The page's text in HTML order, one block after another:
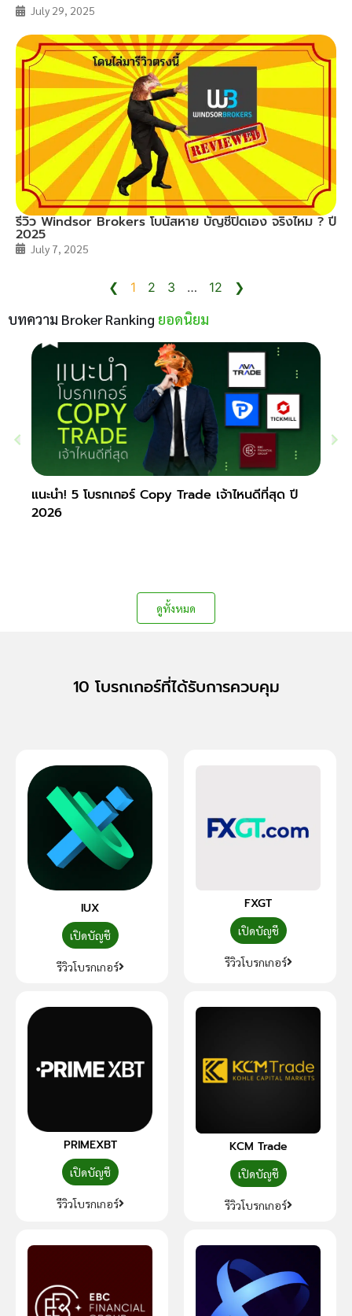
July 29, 2025
รีวิว Windsor Brokers โบนัสหาย บัญชีปิดเอง จริงไหม ? ปี
2025
July 7, 2025
❮ 1 2 3 … 12 ❯
บทความ Broker Ranking ยอดนิยม
แนะนำ! 5 โบรกเกอร์ Copy Trade เจ้าไหนดีที่สุด ปี
2026
ดูทั้งหมด
10 โบรกเกอร์ที่ได้รับการควบคุม
IUX
เปิดบัญชี
รีวิวโบรกเกอร์
FXGT
เปิดบัญชี
รีวิวโบรกเกอร์
PRIMEXBT
เปิดบัญชี
รีวิวโบรกเกอร์
KCM Trade
เปิดบัญชี
รีวิวโบรกเกอร์